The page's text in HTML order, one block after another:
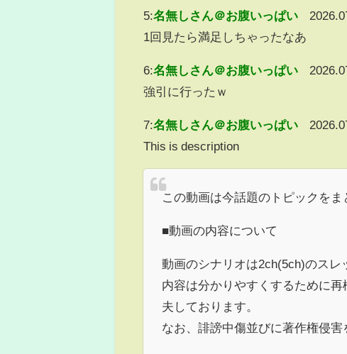
5:名無しさん＠お腹いっぱい
1回見たら満足しちゃったなあ
6:名無しさん＠お腹いっぱい
強引に行ったｗ
7:名無しさん＠お腹いっぱい
This is description
この動画は今話題のトピックをま
■動画の内容について
動画のシナリオは2ch(5ch)のスレ
内容は分かりやすくするために
夫しております。
なお、誹謗中傷並びに著作権侵害